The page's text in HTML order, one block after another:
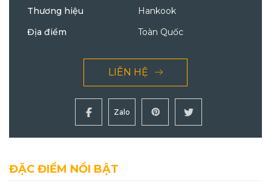
Thương hiệu
Hankook
Địa điểm
Toàn Quốc
LIÊN HỆ
Zalo
ĐẶC ĐIỂM NỔI BẬT